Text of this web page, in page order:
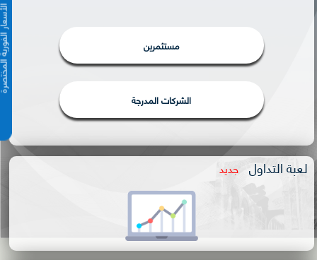
الأسعار مستثمرين
الشركات المدرجة
لعبة التداول جديد